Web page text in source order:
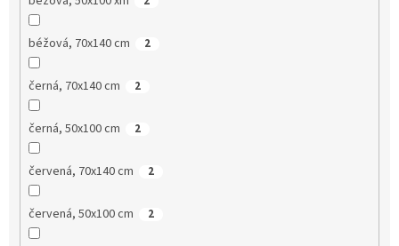
béžová, 70x140 cm 2
černá, 70x140 cm 2
černá, 50x100 cm 2
červená, 70x140 cm 2
červená, 50x100 cm 2